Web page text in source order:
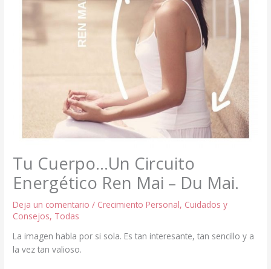
Tu Cuerpo…Un Circuito
Energético Ren Mai – Du Mai.
Deja un comentario / Crecimiento Personal, Cuidados y
Consejos, Todas
La imagen habla por si sola. Es tan interesante, tan sencillo y a
la vez tan valioso.